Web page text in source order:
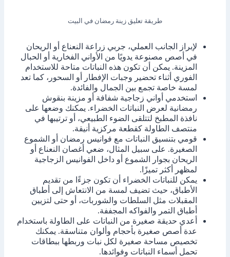
طريقة تعليق زينة رمضان في البيت
لإبراز الجانب العملي، جربي زراعة النعناع أو الريحان
في أصص مصنوعة يدويًا من الأواني الفخارية أو الحبال
المزينة. يمكن أن تكون هذه النباتات متاحة للاستخدام
الفوري أثناء تحضير وجبات الإفطار أو السحور، كما تعد
لمسة خاصة تجمع بين الجمال والفائدة.
استخدمي أواني زجاجية شفافة أو مزينة بنقوش
رمضانية لعرض النباتات الخضراء. يمكنك وضعها على
نافذة المطبخ لتتلقى الضوء الطبيعي، أو ترتيبها في
منتصف الطاولة كقطعة مركزية أنيقة.
قومي بتنسيق النباتات مع فوانيس رمضان أو الشموع
الصغيرة. على سبيل المثال، ضعي أغصان النعناع أو
الريحان بجوار الشموع أو داخل الفوانيس الزجاجية
لمظهر أكثر تميزًا.
يمكن للنباتات الخضراء أن تكون جزءًا من تقديم
الأطباق، حيث تضيف لمسة من الانتعاش إلى أطباق
المقبلات مثل السلطات والشوربات، أو حتى لتزيين
أطباق التمر والفواكه المجففة.
أعدي حديقة صغيرة من النباتات على الطاولة باستخدام
عدة أصص صغيرة بأحجام وألوان متناسقة. يمكنك
تخصيص مساحة صغيرة لكل نبات وربطها ببطاقات
تحمل أسماء النباتات وفوائدها.